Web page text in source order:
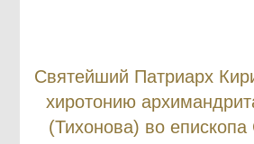
Святейший Патриарх
хиротонию
(Тихонова) во епископа